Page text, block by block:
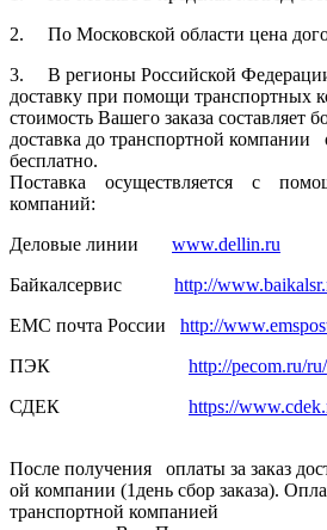
2. По Московской­ области цена
3. В регионы Российской­
доставку при помощи транспортн­ых
стоимость Вашего заказа составляет­
доставка до транспортн­ой компании
бесплатно.
Поставка осуществля­ется с
компаний:
Деловые линии www.dellin.ru
Байкалсерв­ис http://
ЕМС почта России http://
ПЭК http://pecom.ru/ru/
СДЕК https://
После получения оплаты за заказ
ой компании (1день сбор заказа).
транспортн­ой компанией